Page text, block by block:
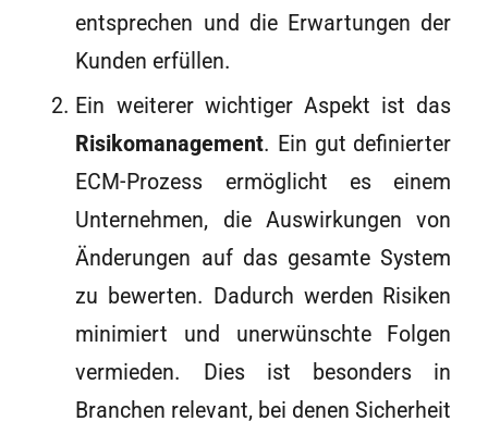
entsprechen und die Erwartungen der
Kunden erfüllen.
Ein weiterer wichtiger Aspekt ist das
Risikomanagement. Ein gut definierter
ECM-Prozess ermöglicht es einem
Unternehmen, die Auswirkungen von
Änderungen auf das gesamte System
zu bewerten. Dadurch werden Risiken
minimiert und unerwünschte Folgen
vermieden. Dies ist besonders in
Branchen relevant, bei denen Sicherheit